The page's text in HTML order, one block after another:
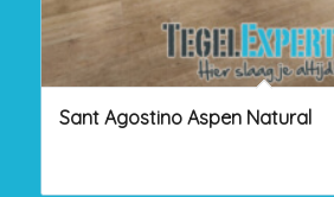
Sant Agostino Aspen Natural